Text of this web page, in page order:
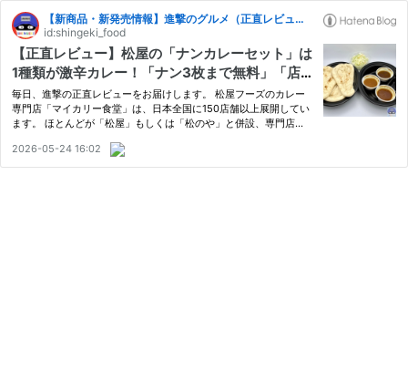
【新商品・新発売情報】進撃のグルメ（正直レビュー）
id:shingeki_food
【正直レビュー】松屋の「ナンカレーセット」は
1種類が激辛カレー！「ナン3枚まで無料」「店舗
限定」「マイカリー食堂併設」
毎日、進撃の正直レビューをお届けします。 松屋フーズのカレー
専門店「マイカリー食堂」は、日本全国に150店舗以上展開してい
ます。 ほとんどが「松屋」もしくは「松のや」と併設、専門店
設店舗では、期間限定・店舗限定メニュー「ナンカレーセット第3
弾（10…
2026-05-24 16:02